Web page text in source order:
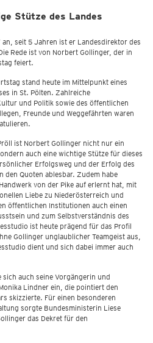
Stütze des Landes
seit 5 Jahren ist er Landesdirektor des
Rede ist von Norbert Gollinger, der in
feiert.
stand heute im Mittelpunkt eines
in St. Pölten. Zahlreiche
und Politik sowie des öffentlichen
Freunde und Weggefährten waren
ist Norbert Gollinger nicht nur ein
auch eine wichtige Stütze für dieses
Erfolgsweg und der Erfolg des
den Quoten ablesbar. Zudem habe
von der Pike auf erlernt hat, mit
Liebe zu Niederösterreich und
öffentlichen Institutionen auch einen
und zum Selbstverständnis des
ist heute prägend für das Profil
Gollinger unglaublicher Teamgeist aus,
dient und sich dabei immer auch
auch seine Vorgängerin und
Lindner ein, die pointiert den
skizzierte. Für einen besonderen
sorgte Bundesministerin Liese
das Dekret für den